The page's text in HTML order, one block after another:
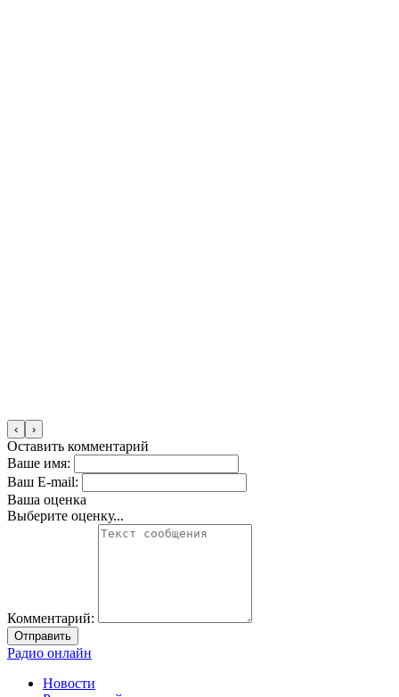
‹ ›
Оставить комментарий
Ваше имя:
Ваш E-mail:
Ваша оценка
Выберите оценку...
Комментарий:
Отправить
Радио онлайн
Новости